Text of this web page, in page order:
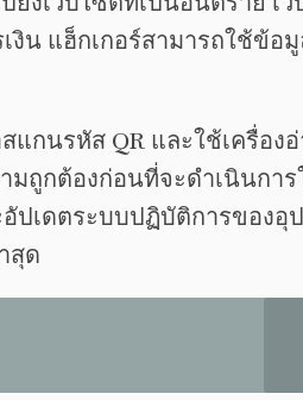
งิน แฮ็กเกอร์สามารถใช้ข้อ
แกนรหัส QR และใช้เครื่อง
ถูกต้องก่อนที่จะดำเนินการ
ปเดตระบบปฏิบัติการของอุ
สุด